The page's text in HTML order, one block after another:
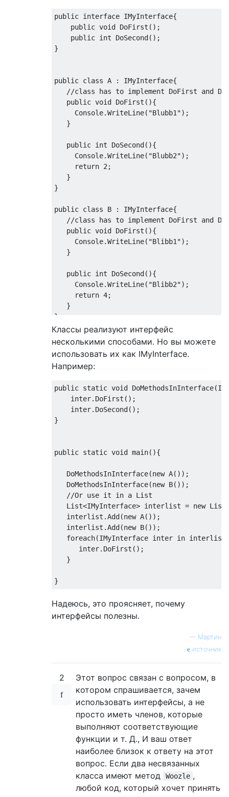
public interface IMyInterface{
    public void DoFirst();
    public int DoSecond();
}
public class A : IMyInterface{
//class has to implement DoFirst and
   public void DoFirst(){
     Console.WriteLine("Blubb1");
   }
   public int DoSecond(){
     Console.WriteLine("Blubb2");
     return 2;
   }
}
public class B : IMyInterface{
//class has to implement DoFirst and
   public void DoFirst(){
     Console.WriteLine("Blibb1");
   }
   public int DoSecond(){
     Console.WriteLine("Blibb2");
     return 4;
   }
Классы реализуют интерфейс
несколькими способами. Но вы можете
использовать их как IMyInterface.
Например:
public static void
    inter.DoFirst();
    inter.DoSecond();
}
public static void main(){
   DoMethodsInInterface(new A());
   DoMethodsInInterface(new B());
   //Or use it in a List
List<IMyInterface> interlist = new
   interlist.Add(new A());
   interlist.Add(new B());
foreach(IMyInterface inter in
      inter.DoFirst();
   }
Надеюсь, это проясняет, почему
интерфейсы полезны.
— Мартин
источник
2
Этот вопрос связан с вопросом, в
котором спрашивается, зачем
использовать интерфейсы, а не
просто иметь членов, которые
выполняют соответствующие
функции и т. Д., И ваш ответ
наиболее близок к ответу на этот
вопрос. Если два несвязанных
класса имеют метод
Woozle ,
любой код, который хочет принять